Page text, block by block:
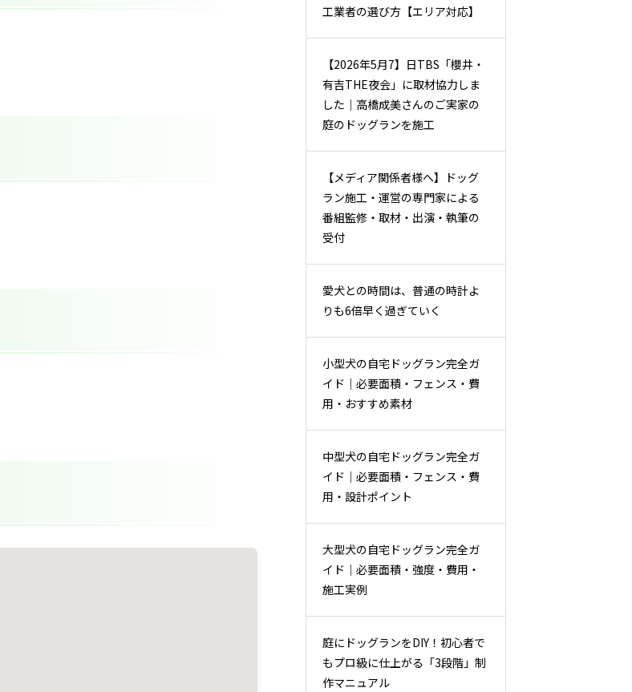
工業者の選び方【エリア対応】
【2026年5月7】日TBS「櫻井・
有吉THE夜会」に取材協力しま
した｜高橋成美さんのご実家の
庭のドッグランを施工
【メディア関係者様へ】ドッグ
ラン施工・運営の専門家による
番組監修・取材・出演・執筆の
受付
愛犬との時間は、普通の時計よ
りも6倍早く過ぎていく
小型犬の自宅ドッグラン完全ガ
イド｜必要面積・フェンス・費
用・おすすめ素材
中型犬の自宅ドッグラン完全ガ
イド｜必要面積・フェンス・費
用・設計ポイント
大型犬の自宅ドッグラン完全ガ
イド｜必要面積・強度・費用・
施工実例
庭にドッグランをDIY！初心者で
もプロ級に仕上がる「3段階」制
作マニュアル